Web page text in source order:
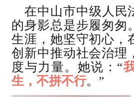
在中山市中级人民
的身影总是步履匆匆
生涯，她坚守初心，
创新中推动社会治理
度与力量。她说：“
生，不拼不行。”